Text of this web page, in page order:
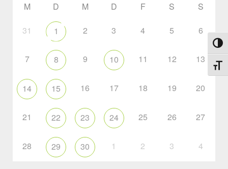
M D M D F S S
31 1 2 3 4 5 6
7 8 9 10 11 12 13
14 15 16 17 18 19 20
21 22 23 24 25 26 27
28 29 30 1 2 3 4